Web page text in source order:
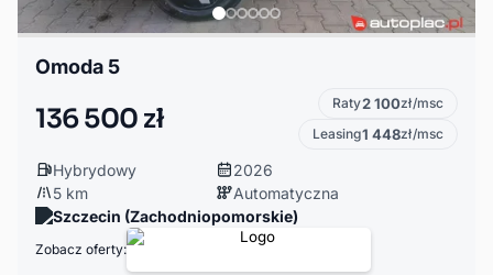
Omoda 5
136 500 zł Raty2 100zł/msc
Leasing1 448zł/msc
Hybrydowy
2026
5 km
Automatyczna
Szczecin (Zachodniopomorskie)
Zobacz oferty: